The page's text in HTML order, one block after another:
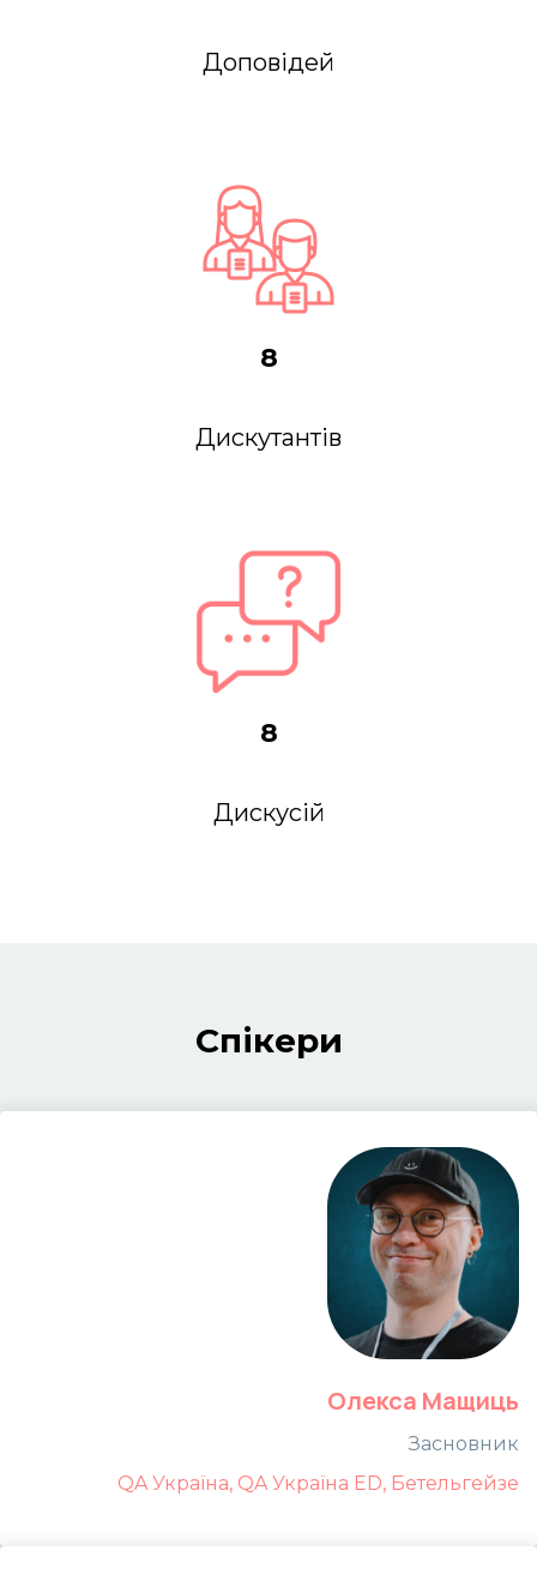
Доповідей
8
Дискутантів
8
Дискусій
Спікери
Олекса Мащиць
Засновник
QA Україна, QA Україна ED, Бетельгейзе